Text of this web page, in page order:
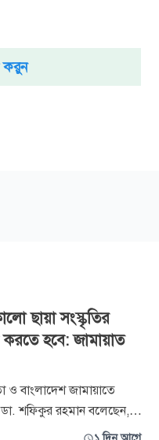
করুন
ছায়া সংস্কৃতির
করতে হবে: জামায়াত
ও বাংলাদেশ জামায়াতে
শফিকুর রহমান বলেছেন,
দোসরা চব্বিশের ৫